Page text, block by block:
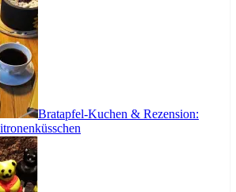
Bratapfel-Kuchen & Rezension: